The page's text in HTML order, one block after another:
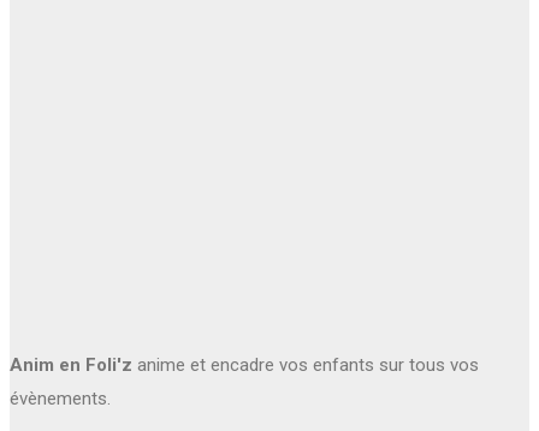
Anim en Foli'z anime et encadre vos enfants sur tous vos
évènements.